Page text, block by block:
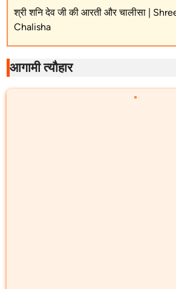
श्री शनि देव जी की आरती और चालीसा |
Chalisha
आगामी त्यौहार